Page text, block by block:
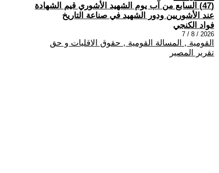
(47) السابع من آب يوم الشهيد الأشوري قيم الشهادة
عند الأشوريين ودور الشهيد في صناعة التاريخ
فواد الكنجي
2026 / 8 / 7
القومية , المسالة القومية , حقوق الاقليات و حق
تقرير المصير